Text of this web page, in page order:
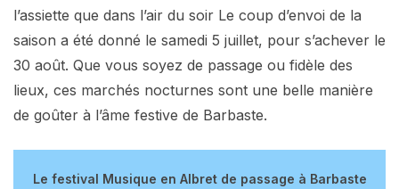
l’assiette que dans l’air du soir Le coup d’envoi de la
saison a été donné le samedi 5 juillet, pour s’achever le
30 août. Que vous soyez de passage ou fidèle des
lieux, ces marchés nocturnes sont une belle manière
de goûter à l’âme festive de Barbaste.
Le festival Musique en Albret de passage à Barbaste